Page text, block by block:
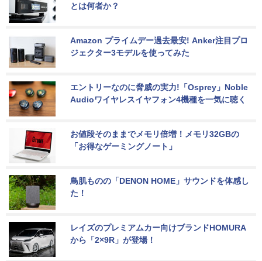
とは何者か？
Amazon プライムデー過去最安! Anker注目プロ
ジェクター3モデルを使ってみた
エントリーなのに脅威の実力!「Osprey」Noble
Audioワイヤレスイヤフォン4機種を一気に聴く
お値段そのままでメモリ倍増！メモリ32GBの
「お得なゲーミングノート」
鳥肌ものの「DENON HOME」サウンドを体感し
た！
レイズのプレミアムカー向けブランドHOMURA
から「2×9R」が登場！